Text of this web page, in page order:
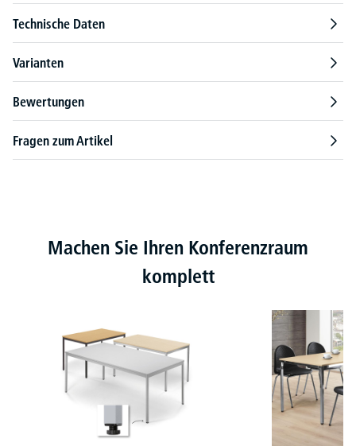
Technische Daten
Varianten
Bewertungen
Fragen zum Artikel
Produktgalerie überspringen
Machen Sie Ihren Konferenzraum
komplett